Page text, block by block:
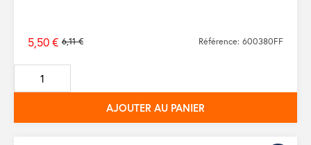
Prix
de
base
6,11 €
5,50 € Référence: 600380FF
AJOUTER AU PANIER